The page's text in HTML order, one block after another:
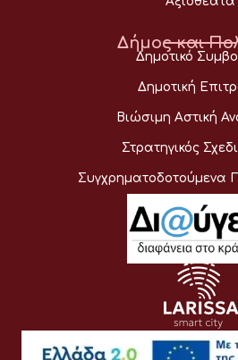
Δήμος και
Δημοτικό
Δημοτική
Βιώσιμη Αστική
Στρατηγικός
Συγχρηματοδοτούμενα